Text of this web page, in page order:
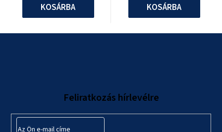
KOSÁRBA KOSÁRBA
Feliratkozás hírlevélre